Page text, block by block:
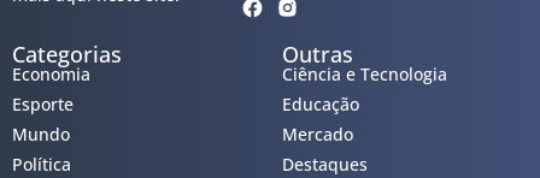
Categorias
Economia
Esporte
Mundo
Política
Outras
Ciência e Tecnologia
Educação
Mercado
Destaques